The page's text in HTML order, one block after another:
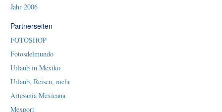
Jahr 2006
Partnerseiten
FOTOSHOP
Fotosdelmundo
Urlaub in Mexiko
Urlaub, Reisen, mehr
Artesania Mexicana
Mexport